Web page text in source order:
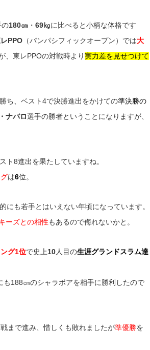
の180㎝ ・ 69㎏に比べると小柄な体格です
PPO （パンパシフィックオープン）では大
、東レPPOの対戦時より実力差を見せつけて
ち、ベスト4で決勝進出をかけての準決勝の
ナバロ選手の勝者ということになりますが、
ト8進出を果たしていますね。
は6位。
も若手とはいえない年頃になっています。
ーズとの相性もあるので侮れないかと。
グ1位で史上10人目の生涯グランドスラム達
188㎝のシャラポアを相手に勝利したので
まで進み、惜しくも敗れましたが準優勝を